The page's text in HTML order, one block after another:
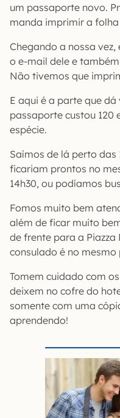
um passaporte novo.
manda imprimir a
Chegando a nossa
o e-mail dele e
Não tivemos que
E aqui é a parte que
passaporte custou 120
espécie.
Saímos de lá perto das
ficariam prontos no
14h30, ou podíamos
Fomos muito bem
além de ficar muito
de frente para a
consulado é no
Tomem cuidado com
deixem no cofre do
somente com uma
aprendendo!